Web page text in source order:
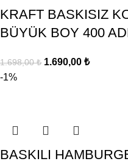
KRAFT BASKISIZ
BÜYÜK BOY 400
1.698,00₺ 1.690,00 ₺
-1%
BASKILI